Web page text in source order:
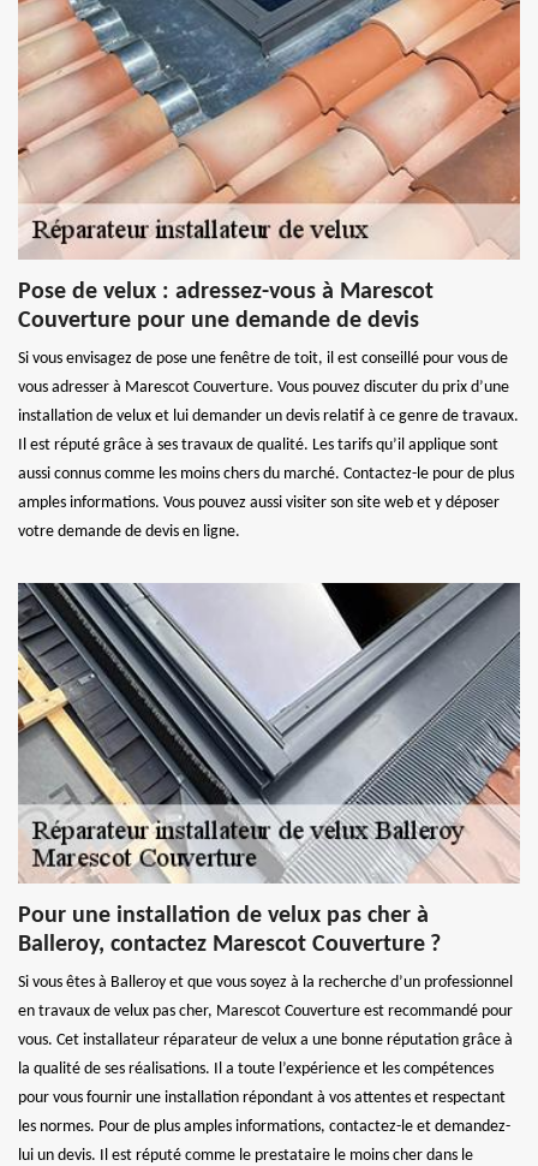
Pose de velux : adressez-vous à Marescot
Couverture pour une demande de devis
Si vous envisagez de pose une fenêtre de toit, il est conseillé pour vous de
vous adresser à Marescot Couverture. Vous pouvez discuter du prix d’une
installation de velux et lui demander un devis relatif à ce genre de travaux.
Il est réputé grâce à ses travaux de qualité. Les tarifs qu’il applique sont
aussi connus comme les moins chers du marché. Contactez-le pour de plus
amples informations. Vous pouvez aussi visiter son site web et y déposer
votre demande de devis en ligne.
Pour une installation de velux pas cher à
Balleroy, contactez Marescot Couverture ?
Si vous êtes à Balleroy et que vous soyez à la recherche d’un professionnel
en travaux de velux pas cher, Marescot Couverture est recommandé pour
vous. Cet installateur réparateur de velux a une bonne réputation grâce à
la qualité de ses réalisations. Il a toute l’expérience et les compétences
pour vous fournir une installation répondant à vos attentes et respectant
les normes. Pour de plus amples informations, contactez-le et demandez-
lui un devis. Il est réputé comme le prestataire le moins cher dans le